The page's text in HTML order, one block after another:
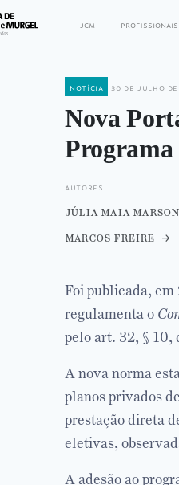
jcm profissionais
notícia 30 de julho de
Nova
Programa
autores
júlia maia
marcos freire
Foi publicada,
regulamenta o
pelo art. 32, §
A nova norma
planos privados
prestação direta
eletivas,
A adesão ao